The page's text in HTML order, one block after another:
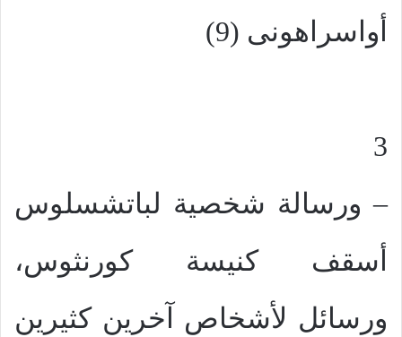
أواسراهونى (9)
3
– ورسالة شخصية لباتشسلوس
أسقف كنيسة كورنثوس،
ورسائل لأشخاص آخرين كثيرين